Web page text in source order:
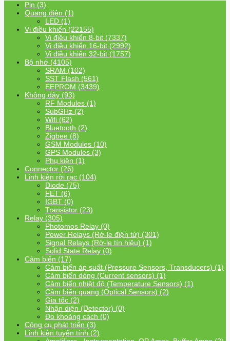
Pin (3)
Quang điện (1)
LED (1)
Vi điều khiển (22155)
Vi điều khiển 8-bit (7337)
Vi điều khiển 16-bit (2992)
Vi điều khiển 32-bit (1757)
Bộ nhớ (4105)
SRAM (102)
SST Flash (561)
EEPROM (3439)
Không dây (93)
RF Modules (1)
SubGHz (2)
Wifi (62)
Bluetooth (2)
Zigbee (8)
GSM Modules (10)
GPS Modules (3)
Phụ kiện (1)
Connector (26)
Linh kiện rời rạc (104)
Diode (75)
FET (6)
IGBT (0)
Transistor (23)
Relay (305)
Photomos Relay (0)
Power Relays (Rờ-le điện từ) (301)
Signal Relays (Rờ-le tín hiệu) (1)
Solid State Relay (0)
Cảm biến (17)
Cảm biến áp suất (Pressure Sensors, Transducers) (1)
Cảm biến dòng (Current sensors) (1)
Cảm biến nhiệt độ (Temperature Sensors) (1)
Cảm biến quang (Optical Sensors) (2)
Gia tốc (2)
Nhận diện (Detector) (0)
Đo khoảng cách (0)
Công cụ phát triển (3)
Linh kiện tuyến tính (2)